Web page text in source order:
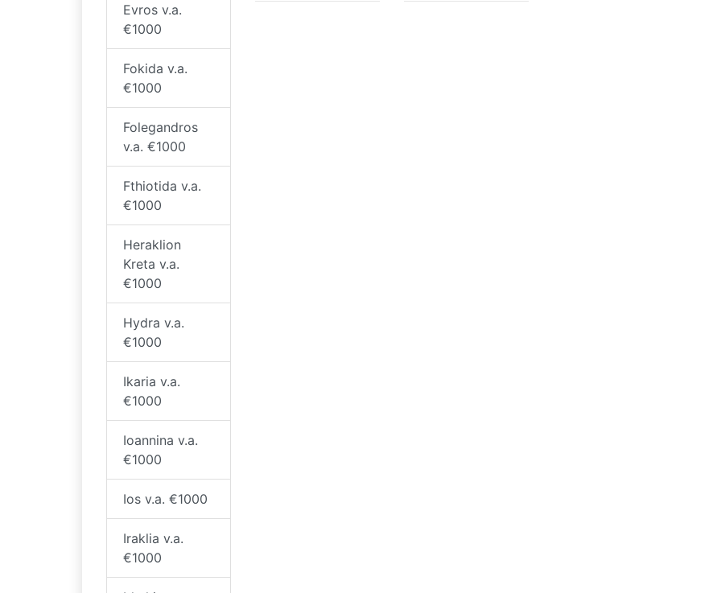
Evros v.a.
€1000
Fokida v.a.
€1000
Folegandros
v.a. €1000
Fthiotida v.a.
€1000
Heraklion
Kreta v.a.
€1000
Hydra v.a.
€1000
Ikaria v.a.
€1000
Ioannina v.a.
€1000
Ios v.a. €1000
Iraklia v.a.
€1000